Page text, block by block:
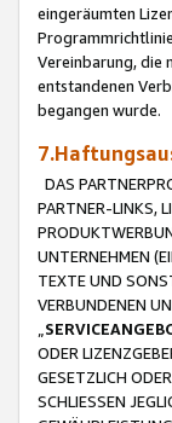
eingeräumten
Vereinbarung, die
entstandenen
begangen wurde.
DAS
PARTNER-LINKS,
UNTERNEHMEN
TEXTE UND
VERBUNDENEN
ODER
GESETZLICH
SCHLIESSEN